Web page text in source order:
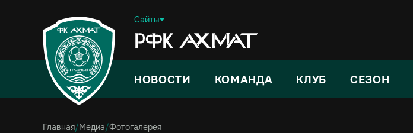
Сайты
НОВОСТИ КОМАНДА КЛУБ СЕЗОН
Главная/Медиа/Фотогалерея